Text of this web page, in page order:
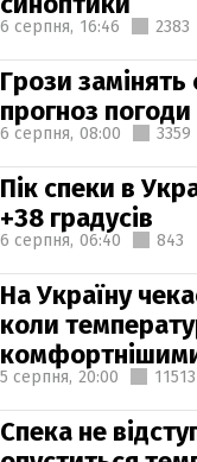
6 серпня, 16:46 2383
Грози
прогноз
6 серпня, 08:00 3359
Пік спеки в
+38 градусів
6 серпня, 06:40 843
На Україну
коли
5 серпня, 20:00 11513
Спека не